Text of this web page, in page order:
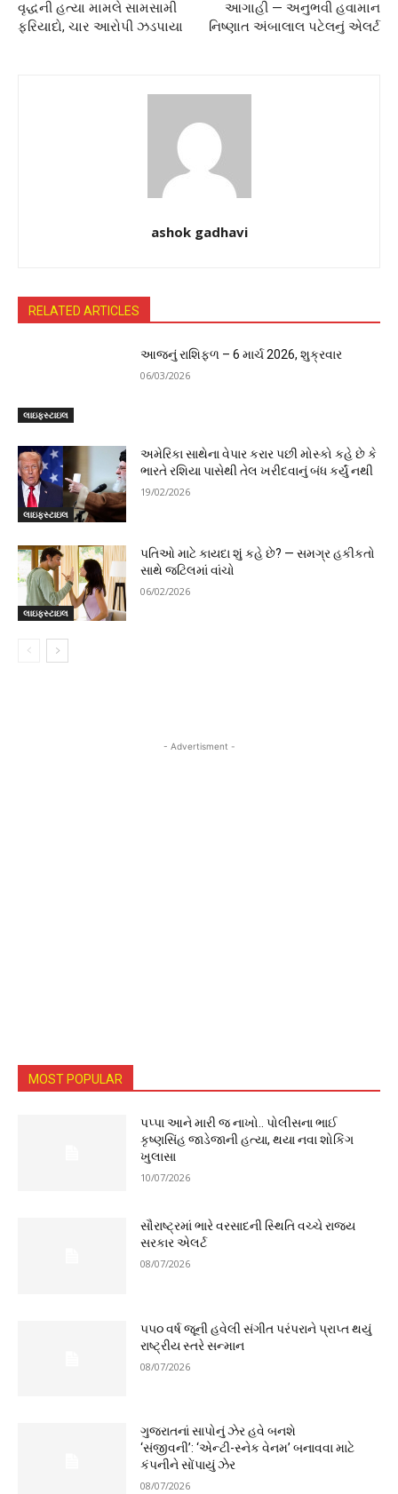
વૃદ્ધની હત્યા મામલે સામસામી
ફરિયાદો, ચાર આરોપી ઝડપાયા
આગાહી — અનુભવી હવામાન
નિષ્ણાત અંબાલાલ પટેલનું એલર્ટ
ashok gadhavi
RELATED ARTICLES
લાઇફસ્ટાઇલ
આજનું રાશિફળ – 6 માર્ચ 2026, શુક્રવાર
06/03/2026
લાઇફસ્ટાઇલ
અમેરિકા સાથેના વેપાર કરાર પછી મોસ્કો કહે છે કે
ભારતે રશિયા પાસેથી તેલ ખરીદવાનું બંધ કર્યું નથી
19/02/2026
લાઇફસ્ટાઇલ
પતિઓ માટે કાયદા શું કહે છે? — સમગ્ર હકીકતો
સાથે જટિલમાં વાંચો
06/02/2026
- Advertisment -
MOST POPULAR
પપ્પા આને મારી જ નાખો.. પોલીસના ભાઈ
કૃષ્ણસિંહ જાડેજાની હત્યા, થયા નવા શોકિંગ
ખુલાસા
10/07/2026
સૌરાષ્ટ્રમાં ભારે વરસાદની સ્થિતિ વચ્ચે રાજ્ય
સરકાર એલર્ટ
08/07/2026
૫૫૦ વર્ષ જૂની હવેલી સંગીત પરંપરાને પ્રાપ્ત થયું
રાષ્ટ્રીય સ્તરે સન્માન
08/07/2026
ગુજરાતનાં સાપોનું ઝેર હવે બનશે
‘સંજીવની’: ‘એન્ટી-સ્નેક વેનમ’ બનાવવા માટે
કંપનીને સોંપાયું ઝેર
08/07/2026